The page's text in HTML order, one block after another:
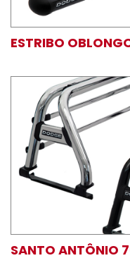
ESTRIBO
SANTO ANTÔNIO